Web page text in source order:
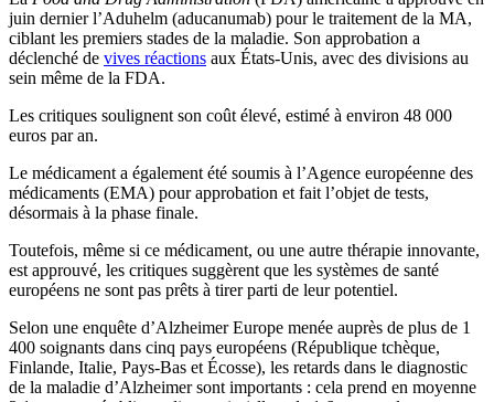
juin dernier l’Aduhelm (aducanumab) pour le traitement de la MA,
ciblant les premiers stades de la maladie. Son approbation a
déclenché de vives réactions aux États-Unis, avec des divisions au
sein même de la FDA.
Les critiques soulignent son coût élevé, estimé à environ 48 000
euros par an.
Le médicament a également été soumis à l’Agence européenne des
médicaments (EMA) pour approbation et fait l’objet de tests,
désormais à la phase finale.
Toutefois, même si ce médicament, ou une autre thérapie innovante,
est approuvé, les critiques suggèrent que les systèmes de santé
européens ne sont pas prêts à tirer parti de leur potentiel.
Selon une enquête d’Alzheimer Europe menée auprès de plus de 1
400 soignants dans cinq pays européens (République tchèque,
Finlande, Italie, Pays-Bas et Écosse), les retards dans le diagnostic
de la maladie d’Alzheimer sont importants : cela prend en moyenne